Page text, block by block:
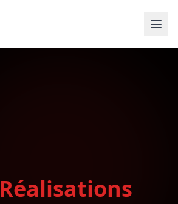
Réalisations